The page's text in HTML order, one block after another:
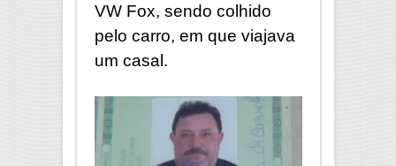
VW Fox, sendo colhido
pelo carro, em que viajava
um casal.